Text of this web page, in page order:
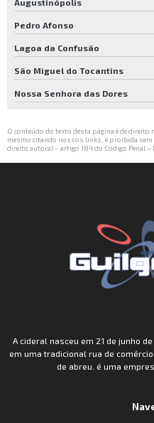
Augustinópolis
Pedro Afonso
Lagoa da Confusão
São Miguel do Tocantins
Nossa Senhora das Dores
O conteúdo do texto desta página é de
mesmo citando nossos links, é proibida sem
direito autoral – artigo 184 do Código Penal –
A cideral nasceu em 21 de junho
em uma tradicional rua de
de abreu. é uma